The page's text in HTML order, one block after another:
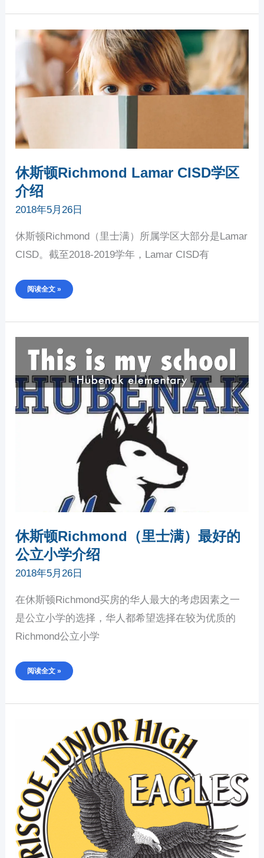
休斯顿Richmond Lamar CISD学区
介绍
2018年5月26日
休斯顿Richmond（里士满）所属学区大部分是Lamar
CISD。截至2018-2019学年，Lamar CISD有
休
RICHMOND
LAMAR
学
区
介
绍
阅读全文 »
休斯顿Richmond（里士满）最好的
公立小学介绍
2018年5月26日
在休斯顿Richmond买房的华人最大的考虑因素之一
是公立小学的选择，华人都希望选择在较为优质的
Richmond公立小学
顿
RICHMOND（里
士
满）
最
好
的
立
阅读全文 »
RICHMOND（里
好
的
公
立
初
中
绍